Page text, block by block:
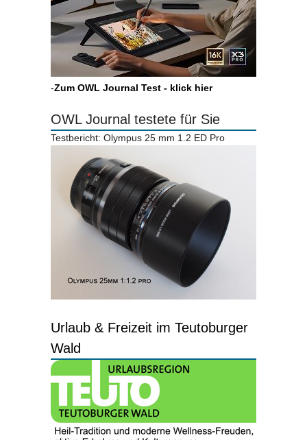
-Zum OWL Journal Test - klick hier
OWL Journal testete für Sie
Testbericht: Olympus 25 mm 1.2 ED Pro
Urlaub & Freizeit im Teutoburger
Wald